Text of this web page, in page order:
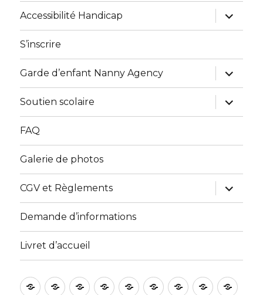
sous-
menu
Accessibilité Handicap
ouvrir
le
sous-
S’inscrire
Garde d’enfant Nanny Agency
ouvrir
le
sous-
menu
Soutien scolaire
ouvrir
le
sous-
FAQ
Galerie de photos
CGV et Règlements
ouvrir
le
sous-
Demande d’informations
Livret d’accueil
AccueilLes InitiationBilingualCollégiens
EnglishStages